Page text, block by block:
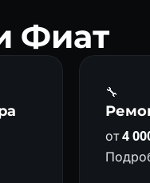
Фиат
🔧
от4